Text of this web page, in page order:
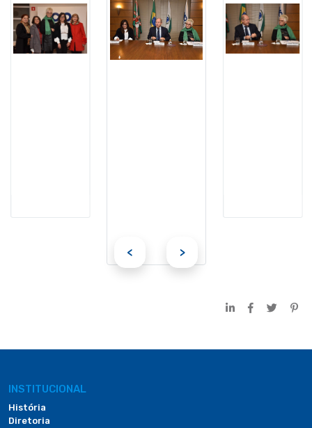
< >
INSTITUCIONAL
História
Diretoria